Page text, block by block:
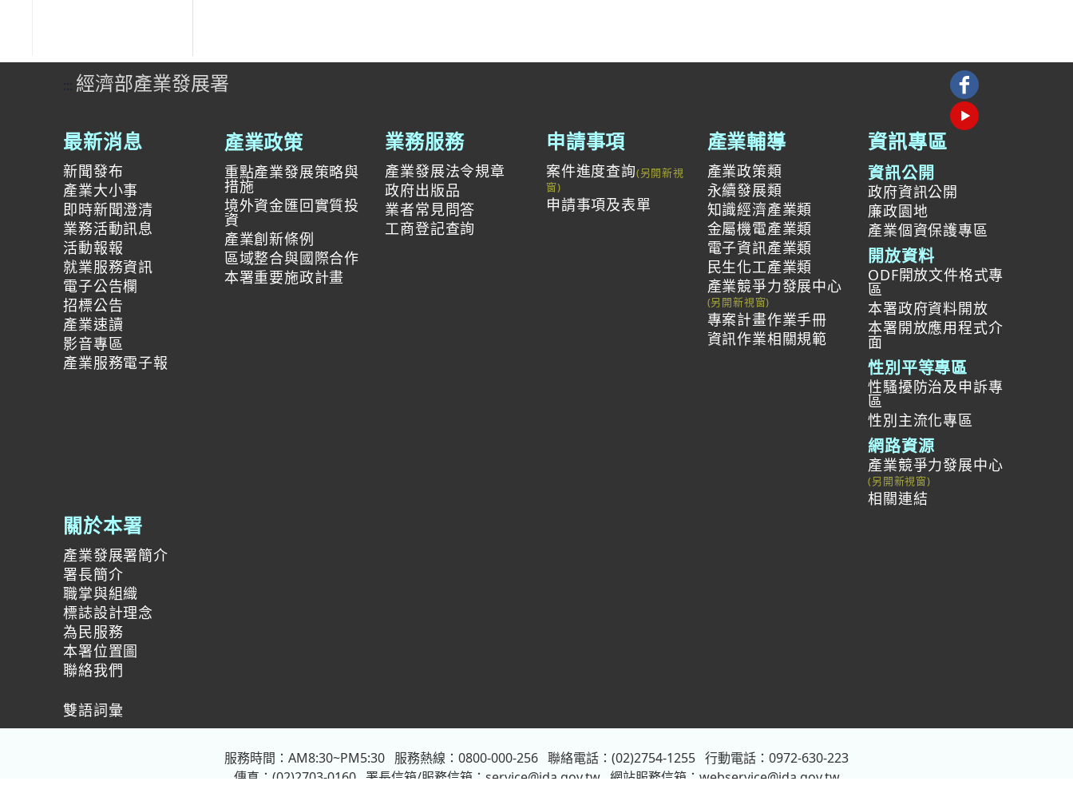
::: 經濟部產業發展署
最新消息
新聞發布
產業大小事
即時新聞澄清
業務活動訊息
活動報報
就業服務資訊
電子公告欄
招標公告
產業速讀
影音專區
產業服務電子報
產業政策
重點產業發展策略與
措施
境外資金匯回實質投
資
產業創新條例
區域整合與國際合作
本署重要施政計畫
業務服務
產業發展法令規章
政府出版品
業者常見問答
工商登記查詢
申請事項
案件進度查詢
申請事項及表單
產業輔導
產業政策類
永續發展類
知識經濟產業類
金屬機電產業類
電子資訊產業類
民生化工產業類
產業競爭力發展中心
專案計畫作業手冊
資訊作業相關規範
資訊專區
資訊公開
政府資訊公開
廉政園地
產業個資保護專區
開放資料
ODF開放文件格式專
區
本署政府資料開放
本署開放應用程式介
面
性別平等專區
性騷擾防治及申訴專
區
性別主流化專區
網路資源
產業競爭力發展中心
相關連結
關於本署
產業發展署簡介
署長簡介
職掌與組織
標誌設計理念
為民服務
本署位置圖
聯絡我們
雙語詞彙
服務時間：AM8:30~PM5:30 服務熱線：0800-000-256 聯絡電話：(02)2754-1255 行動電話：0972-630-223
傳真：(02)2703-0160 署長信箱/服務信箱： service@ida.gov.tw 網站服務信箱： webservice@ida.gov.tw